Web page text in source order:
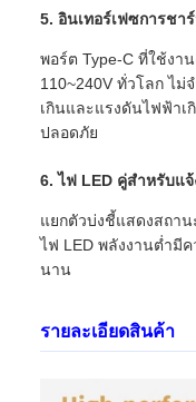
5. อินเทอร์เฟซการชา
พอร์ต Type-C ที่ใช้งา
110~240V ทั่วโลก ไม่
เกินและแรงดันไฟฟ้าเ
ปลอดภัย
6. ไฟ LED คู่สำหรับแ
แยกตัวบ่งชี้แสดงสถาน
ไฟ LED พลังงานต่ำมี
นาน
รายละเอียดสินค้า